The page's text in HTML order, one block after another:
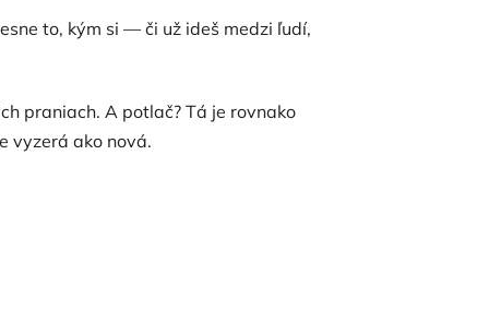
to, kým si — či už ideš medzi ľudí,
praniach. A potlač? Tá je rovnako
vyzerá ako nová.